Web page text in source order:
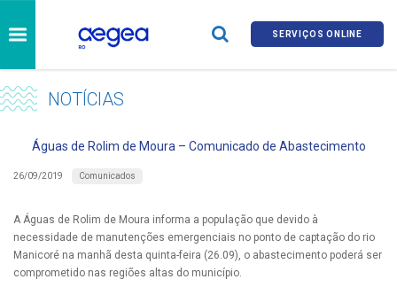
SERVIÇOS ONLINE
NOTÍCIAS
Águas de Rolim de Moura – Comunicado de Abastecimento
26/09/2019 Comunicados
A Águas de Rolim de Moura informa a população que devido à
necessidade de manutenções emergenciais no ponto de captação do rio
Manicoré na manhã desta quinta-feira (26.09), o abastecimento poderá ser
comprometido nas regiões altas do município.